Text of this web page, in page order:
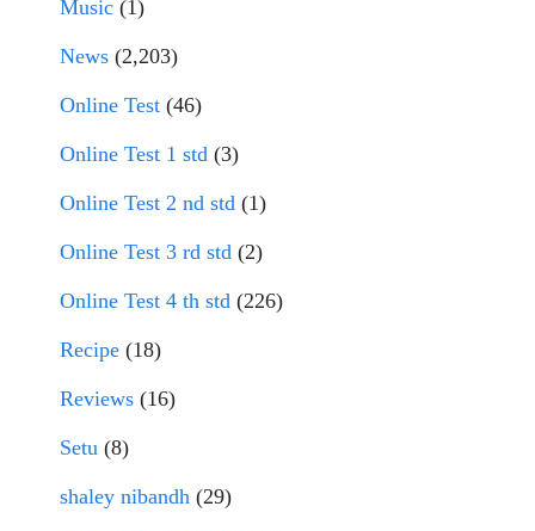
Music (1)
News (2,203)
Online Test (46)
Online Test 1 std (3)
Online Test 2 nd std (1)
Online Test 3 rd std (2)
Online Test 4 th std (226)
Recipe (18)
Reviews (16)
Setu (8)
shaley nibandh (29)